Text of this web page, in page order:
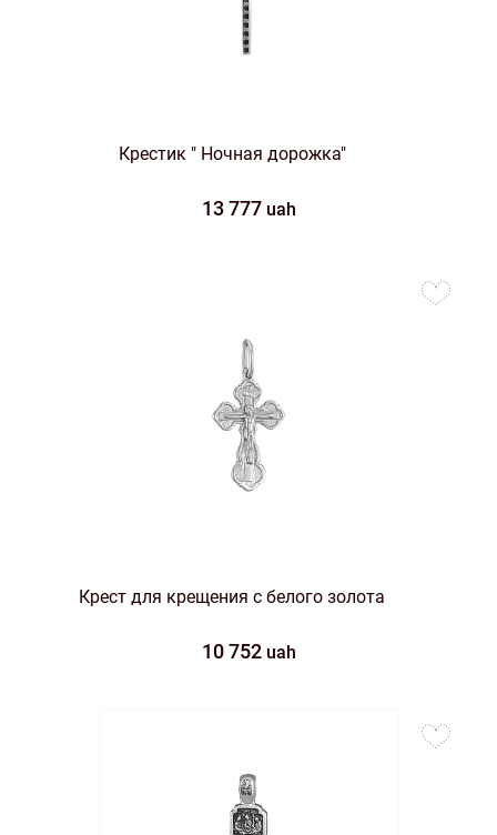
Крестик " Ночная дорожка"
13 777 uah
Крест для крещения с белого золота
10 752 uah
favorites
favorites